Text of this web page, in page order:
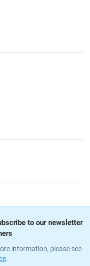
to our newsletter
information, please see
.